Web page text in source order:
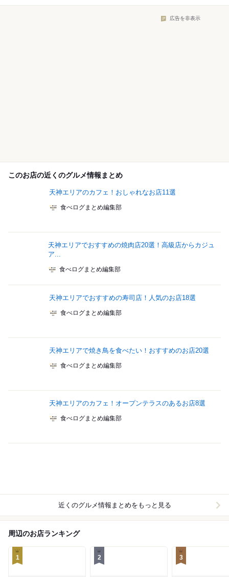
広告を非表示
このお店の近くのグルメ情報まとめ
天神エリアのカフェ！おしゃれなお店11選
食べログまとめ編集部
天神エリアでおすすめの焼肉店20選！高級店からカジュ
ア...
食べログまとめ編集部
天神エリアでおすすめの寿司店！人気のお店18選
食べログまとめ編集部
天神エリアで焼き鳥を食べたい！おすすめのお店20選
食べログまとめ編集部
天神エリアのカフェ！オープンテラスのあるお店8選
食べログまとめ編集部
近くのグルメ情報まとめをもっと見る
周辺のお店ランキング
1 2 3